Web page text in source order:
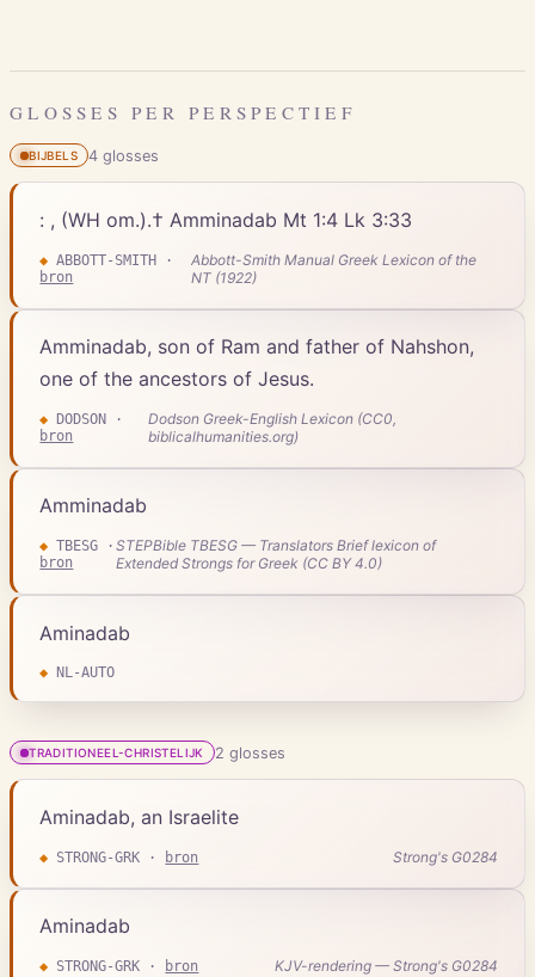
GLOSSES PER PERSPECTIEF
BIJBELS 4glosses
: , (WH om.).† Amminadab Mt 1:4 Lk 3:33
◆ ABBOTT-SMITH ·
bron
Abbott-Smith Manual Greek Lexicon of the
NT (1922)
Amminadab, son of Ram and father of Nahshon,
one of the ancestors of Jesus.
◆ DODSON ·
bron
Dodson Greek-English Lexicon (CC0,
biblicalhumanities.org)
Amminadab
◆ TBESG ·
bron
STEPBible TBESG — Translators Brief lexicon of
Extended Strongs for Greek (CC BY 4.0)
Aminadab
◆ NL-AUTO
TRADITIONEEL-CHRISTELIJK 2 glosses
Aminadab, an Israelite
◆ STRONG-GRK · bron Strong's G0284
Aminadab
◆ STRONG-GRK · bron KJV-rendering — Strong's G0284